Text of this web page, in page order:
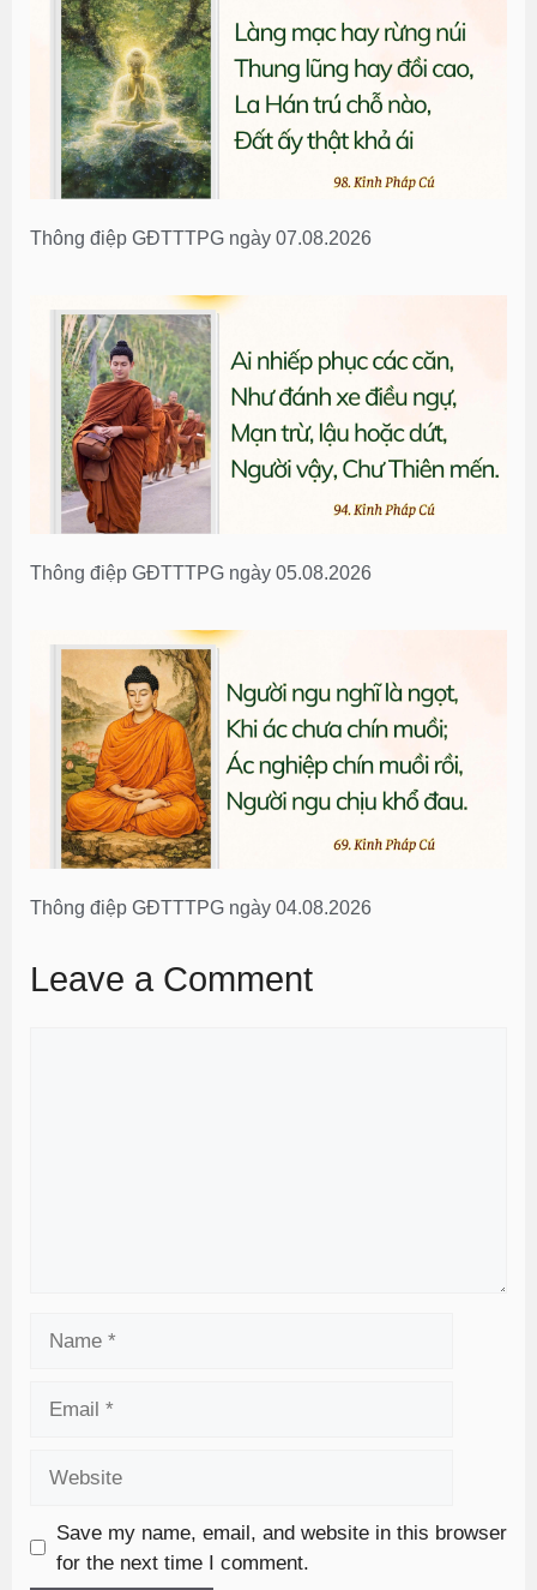
Thông điệp GĐTTTPG ngày 07.08.2026
Thông điệp GĐTTTPG ngày 05.08.2026
Thông điệp GĐTTTPG ngày 04.08.2026
Leave a Comment
Save my name, email, and website in this browser
for the next time I comment.